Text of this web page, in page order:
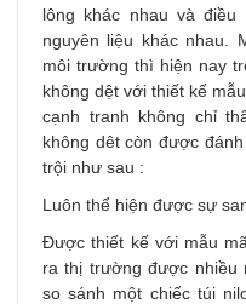
lông khác nhau và
nguyên liệu khác nhau.
môi trường thì hiện nay
không dệt với thiết kế
cạnh tranh không chỉ
không dêt còn được
trội như sau :
Luôn thể hiện được sự
Được thiết kế với mẫu
ra thị trường được nhiều
so sánh một chiếc túi